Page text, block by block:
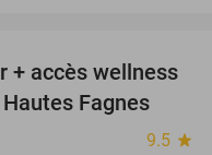
32%
+ accès wellness
Fagnes
9.5 star